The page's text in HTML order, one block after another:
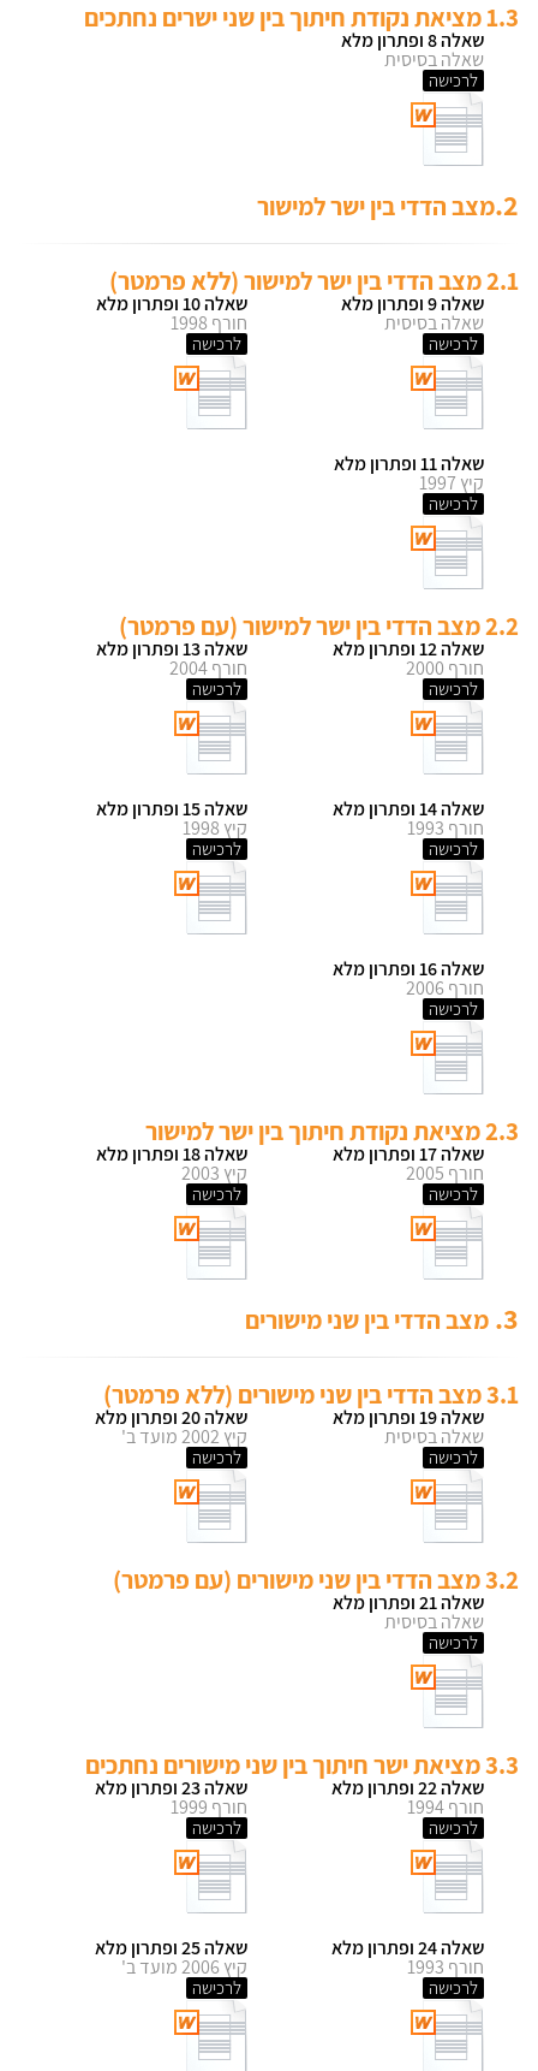
1.3 מציאת נקודת חיתוך בין שני ישרים נחתכים
שאלה 8 ופתרון מלא
שאלה בסיסית
לרכישה
2. מצב הדדי בין ישר למישור
2.1 מצב הדדי בין ישר למישור (ללא פרמטר)
שאלה 9 ופתרון מלא
שאלה בסיסית
לרכישה
שאלה 10 ופתרון מלא
חורף 1998
לרכישה
שאלה 11 ופתרון מלא
קיץ 1997
לרכישה
2.2 מצב הדדי בין ישר למישור (עם פרמטר)
שאלה 12 ופתרון מלא
חורף 2000
לרכישה
שאלה 13 ופתרון מלא
חורף 2004
לרכישה
שאלה 14 ופתרון מלא
חורף 1993
לרכישה
שאלה 15 ופתרון מלא
קיץ 1998
לרכישה
שאלה 16 ופתרון מלא
חורף 2006
לרכישה
2.3 מציאת נקודת חיתוך בין ישר למישור
שאלה 17 ופתרון מלא
חורף 2005
לרכישה
שאלה 18 ופתרון מלא
קיץ 2003
לרכישה
3. מצב הדדי בין שני מישורים
3.1 מצב הדדי בין שני מישורים (ללא פרמטר)
שאלה 19 ופתרון מלא
שאלה בסיסית
לרכישה
שאלה 20 ופתרון מלא
קיץ 2002 מועד ב'
לרכישה
3.2 מצב הדדי בין שני מישורים (עם פרמטר)
שאלה 21 ופתרון מלא
שאלה בסיסית
לרכישה
3.3 מציאת ישר חיתוך בין שני מישורים נחתכים
שאלה 22 ופתרון מלא
חורף 1994
לרכישה
שאלה 23 ופתרון מלא
חורף 1999
לרכישה
שאלה 24 ופתרון מלא
חורף 1993
לרכישה
שאלה 25 ופתרון מלא
קיץ 2006 מועד ב'
לרכישה